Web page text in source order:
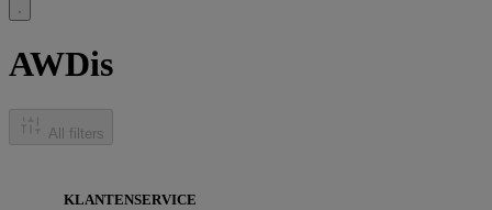
AWDis
All filters
KLANTENSERVICE